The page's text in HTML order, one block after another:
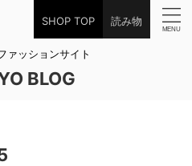
SHOP TOP 読み物
ァッションサイト
BLOG